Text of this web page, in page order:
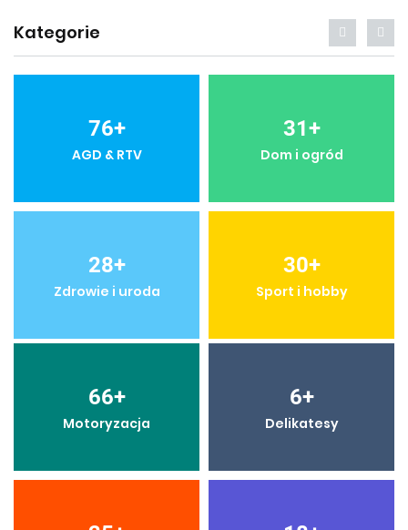
Kategorie
76+
AGD & RTV
31+
Dom i ogród
28+
Zdrowie i uroda
30+
Sport i hobby
66+
Motoryzacja
6+
Delikatesy